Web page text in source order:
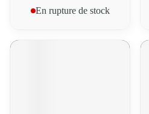
En rupture de stock